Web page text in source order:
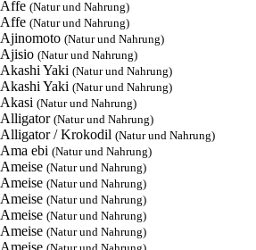
Affe (Natur und Nahrung)
Affe (Natur und Nahrung)
Ajinomoto (Natur und Nahrung)
Ajisio (Natur und Nahrung)
Akashi Yaki (Natur und Nahrung)
Akashi Yaki (Natur und Nahrung)
Akasi (Natur und Nahrung)
Alligator (Natur und Nahrung)
Alligator / Krokodil (Natur und Nahrung)
Ama ebi (Natur und Nahrung)
Ameise (Natur und Nahrung)
Ameise (Natur und Nahrung)
Ameise (Natur und Nahrung)
Ameise (Natur und Nahrung)
Ameise (Natur und Nahrung)
Ameise